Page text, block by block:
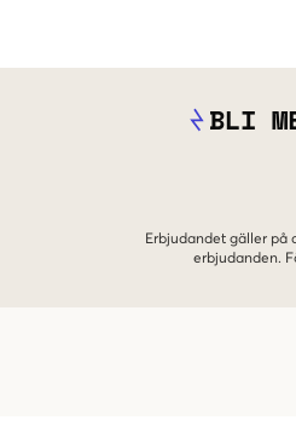
BLI
Erbjudandet gäller på
erbjudanden.